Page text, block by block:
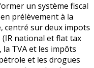
un système fiscal
prélèvement à la
centré sur deux impots
(IR national et flat tax
la TVA et les impôts
et les drogues